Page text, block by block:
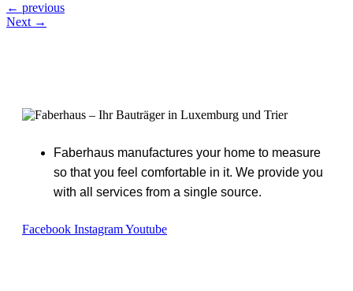
← previous
Next →
Faberhaus manufactures your home to measure
so that you feel comfortable in it. We provide you
with all services from a single source.
Facebook InstagramYoutube